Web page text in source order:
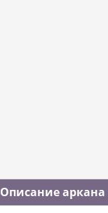
Описание аркана